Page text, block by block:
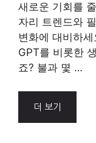
새로운 기회를
자리 트렌드와
변화에 대비하
GPT를 비롯한
죠? 불과 몇 …
더 보기